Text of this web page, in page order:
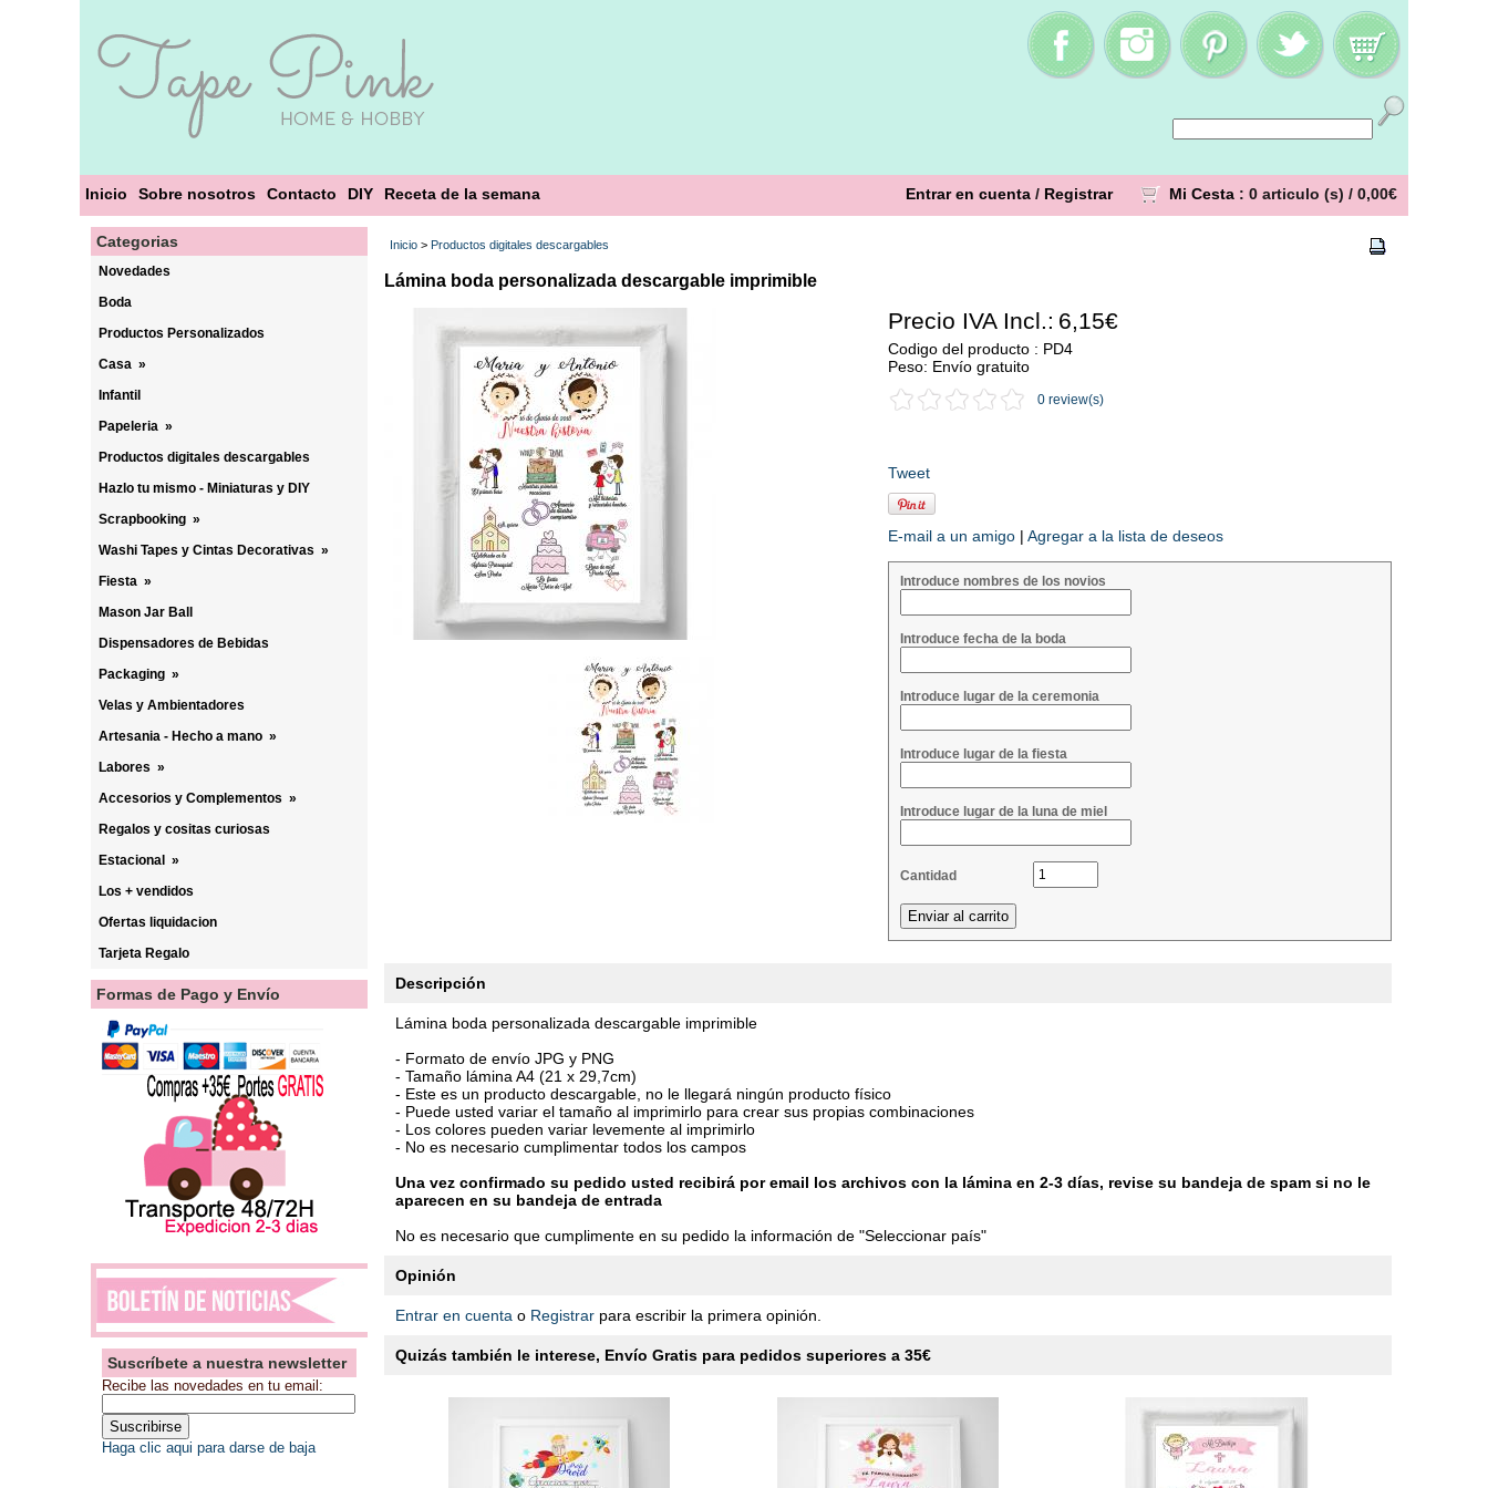
Inicio Sobre nosotros Contacto DIY Receta de la semana Entrar en cuenta / Registrar Mi Cesta : 0 articulo (s) / 0,00€
Categorias
Novedades
Boda
Productos Personalizados
Casa »
Infantil
Papeleria »
Productos digitales descargables
Hazlo tu mismo - Miniaturas y DIY
Scrapbooking »
Washi Tapes y Cintas Decorativas »
Fiesta »
Mason Jar Ball
Dispensadores de Bebidas
Packaging »
Velas y Ambientadores
Artesania - Hecho a mano »
Labores »
Accesorios y Complementos »
Regalos y cositas curiosas
Estacional
»
Los + vendidos
Ofertas liquidacion
Tarjeta Regalo
Formas de Pago y Envío
Suscríbete a nuestra newsletter
Recibe las novedades en tu email:
Haga clic aqui para darse de baja
Inicio > Productos digitales descargables
Lámina boda personalizada descargable imprimible
Precio IVA Incl.: 6,15€
Codigo del producto : PD4
Peso: Envío gratuito
0 review(s)
Tweet
E-mail a un amigo | Agregar a la lista de deseos
Introduce nombres de los novios
Introduce fecha de la boda
Introduce lugar de la ceremonia
Introduce lugar de la fiesta
Introduce lugar de la luna de miel
Cantidad
Descripción
Lámina boda personalizada descargable imprimible
- Formato de envío JPG y PNG
- Tamaño lámina A4 (21 x 29,7cm)
- Este es un producto descargable, no le llegará ningún producto físico
- Puede usted variar el tamaño al imprimirlo para crear sus propias combinaciones
- Los colores pueden variar levemente al imprimirlo
- No es necesario cumplimentar todos los campos
Una vez confirmado su pedido usted recibirá por email los archivos con la lámina en 2-3 días, revise su bandeja de spam si no le
aparecen en su bandeja de entrada
No es necesario que cumplimente en su pedido la información de "Seleccionar país"
Opinión
Entrar en cuenta o Registrar para escribir la primera opinión.
Quizás también le interese, Envío Gratis para pedidos superiores a 35€